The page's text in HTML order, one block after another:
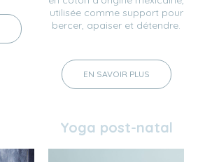
utilisée comme support pour
bercer, apaiser et détendre.
EN SAVOIR PLUS
Yoga post-natal